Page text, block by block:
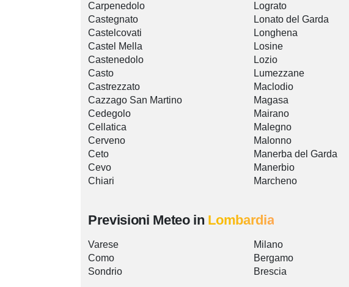
Carpenedolo
Castegnato
Castelcovati
Castel Mella
Castenedolo
Casto
Castrezzato
Cazzago San Martino
Cedegolo
Cellatica
Cerveno
Ceto
Cevo
Chiari
Lograto
Lonato del Garda
Longhena
Losine
Lozio
Lumezzane
Maclodio
Magasa
Mairano
Malegno
Malonno
Manerba del Garda
Manerbio
Marcheno
Previsioni Meteo in Lombardia
Varese
Como
Sondrio
Milano
Bergamo
Brescia